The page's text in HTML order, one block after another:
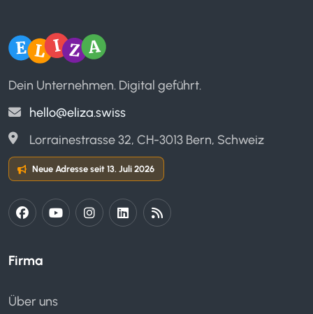
Firma
Über uns
Dein Unternehmen. Digital geführt.
hello@eliza.swiss
Lorrainestrasse 32, CH-3013 Bern, Schweiz
Neue Adresse seit 13. Juli 2026